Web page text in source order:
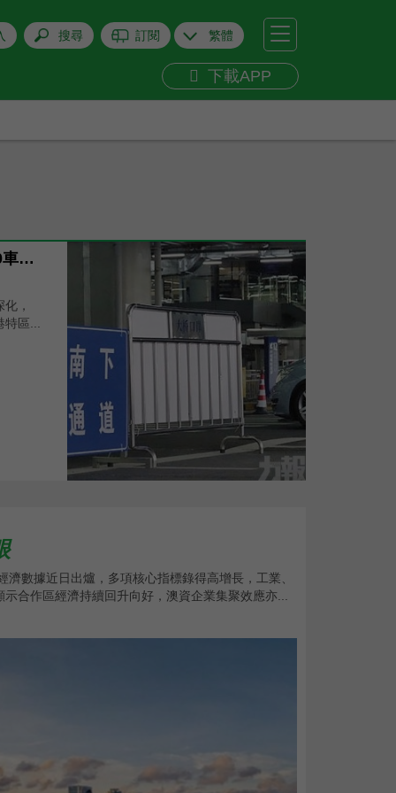
搜尋 訂閱 繁體
下載APP
「粵車南下」累計約5,000車次進港
，
區...
數據近日出爐，多項核心指標錄得高增長，工業、
合作區經濟持續回升向好，澳資企業集聚效應亦...